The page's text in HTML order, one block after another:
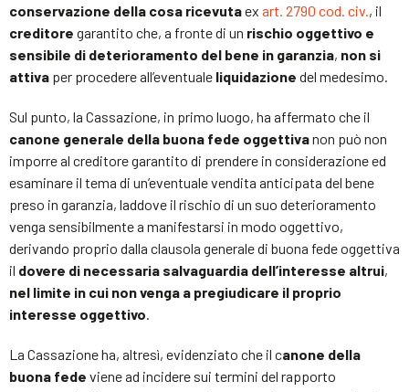
conservazione della cosa ricevutaex art. 2790 cod. civ., il
creditore garantito che, a fronte di un rischio oggettivo e
sensibile di deterioramento del bene in garanzia, non si
attiva per procedere all’eventuale liquidazione del medesimo.
Sul punto, la Cassazione, in primo luogo, ha affermato che il
canone generale della buona fede oggettivanon può non
imporre al creditore garantito di prendere in considerazione ed
esaminare il tema di un’eventuale vendita anticipata del bene
preso in garanzia, laddove il rischio di un suo deterioramento
venga sensibilmente a manifestarsi in modo oggettivo,
derivando proprio dalla clausola generale di buona fede oggettiva
il dovere di necessaria salvaguardia dell’interesse altrui,
nel limite in cui non venga a pregiudicare il proprio
interesse oggettivo.
La Cassazione ha, altresì, evidenziato che il canone della
buona fede viene ad incidere sui termini del rapporto